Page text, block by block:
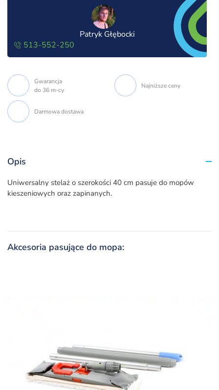
Patryk Głębocki
513-552-250
Gwarancja
do 36 m-cy
Najniższe ceny
Darmowa dostawa
Opis
Uniwersalny stelaż o szerokości 40 cm pasuje do mopów
kieszeniowych oraz zapinanych.
Akcesoria pasujące do mopa: